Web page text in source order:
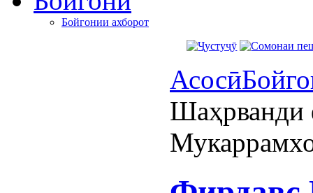
Бойгонии ахборот
Асосӣ
Шаҳрванди